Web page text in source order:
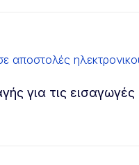
αποστολές
για τις